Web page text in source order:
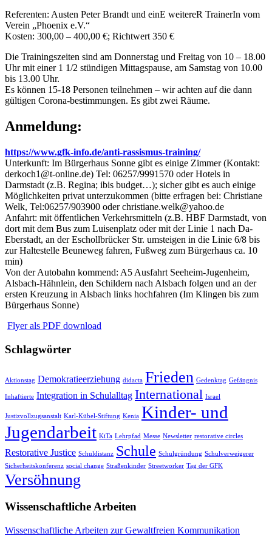
Referenten: Austen Peter Brandt und einE weitereR TrainerIn vom
Verein „Phoenix e.V.“
Kosten: 300,00 – 400,00 €; Richtwert 350 €
Die Trainingszeiten sind am Donnerstag und Freitag von 10 – 18.00
Uhr mit einer 1 1/2 stündigen Mittagspause, am Samstag von 10.00
bis 13.00 Uhr.
Es können 15-18 Personen teilnehmen – wir achten auf die dann
gültigen Corona-bestimmungen. Es gibt zwei Räume.
Anmeldung:
https://www.gfk-info.de/anti-rassismus-training/
Unterkunft: Im Bürgerhaus Sonne gibt es einige Zimmer (Kontakt:
derkoch1@t-online.de) Tel: 06257/9991570 oder Hotels in
Darmstadt (z.B. Regina; ibis budget…); sicher gibt es auch einige
Möglichkeiten privat unterzukommen (bitte erfragen bei: Christiane
Welk, Tel:06257/903900 oder christiane.welk@yahoo.de
Anfahrt: mit öffentlichen Verkehrsmitteln (z.B. HBF Darmstadt, von
dort mit dem Bus zum Luisenplatz oder mit der Linie 1 nach Da-
Eberstadt, an der Eschollbrücker Str. umsteigen in die Linie 6/8 bis
zur Haltestelle Beuneweg fahren, Fußweg zum Bürgerhaus ca. 10
min)
Von der Autobahn kommend: A5 Ausfahrt Seeheim-Jugenheim,
Alsbach-Hähnlein, den Schildern nach Alsbach folgen und an der
ersten Kreuzung in Alsbach links hochfahren (Im Klingen bis zum
Bürgerhaus Sonne)
Flyer als PDF download
Schlagwörter
Aktionstag Demokratieerziehung didacta Frieden Gedenktag Gefängnis
Inhaftierte Integration in Schulalltag International Israel
Justizvollzugsanstalt Karl-Kübel-Stiftung Kenia Kinder- und
Jugendarbeit KiTa Lehrpfad Messe Newsletter restorative circles
Restorative Justice Schuldistanz Schule Schulgründung Schulverweigerer
Sicherheitskonferenz social change Straßenkinder Streetworker Tag der GFK
Versöhnung
Wissenschaftliche Arbeiten
Wissenschaftliche Arbeiten zur Gewaltfreien Kommunikation